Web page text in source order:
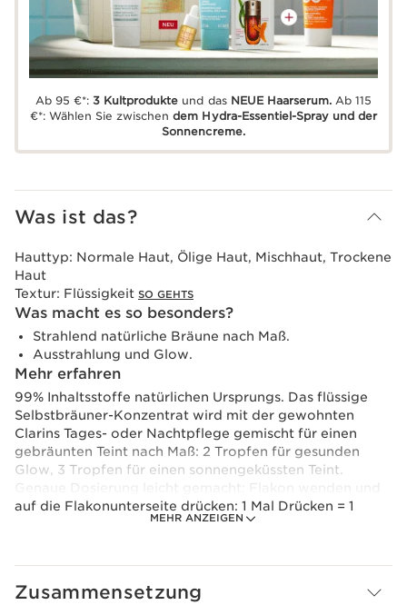
Ab 95 €*:3 Kultprodukte und das NEUE Haarserum.Ab 115
€*: Wählen Sie zwischendem Hydra-Essentiel-Spray und der
Sonnencreme.
Was ist das?
MEHR ANZEIGEN
Hauttyp: Normale Haut, Ölige Haut, Mischhaut, Trockene
Haut
Textur: Flüssigkeit SO GEHTS
Was macht es so besonders?
Strahlend natürliche Bräune nach Maß.
Ausstrahlung und Glow.
Mehr erfahren
99% Inhaltsstoffe natürlichen Ursprungs. Das flüssige
Selbstbräuner-Konzentrat wird mit der gewohnten
Clarins Tages- oder Nachtpflege gemischt für einen
gebräunten Teint nach Maß: 2 Tropfen für gesunden
Glow, 3 Tropfen für einen sonnengeküssten Teint.
Genaue Dosierung leicht gemacht: Flakon wenden und
auf die Flakonunterseite drücken: 1 Mal Drücken = 1
Tropfen. Natürliche Bräune in einem Pflegeschritt,
Nicht unverdünnt anwenden.
Zusammensetzung